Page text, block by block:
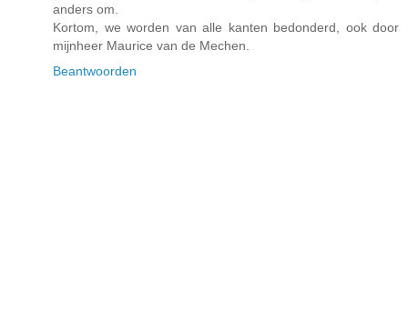
anders om.
Kortom, we worden van alle kanten bedonderd, ook door
mijnheer Maurice van de Mechen.
Beantwoorden